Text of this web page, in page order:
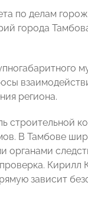
по делам
города
региона.
строительной
В Тамбове
органами
Кирилл
зависит